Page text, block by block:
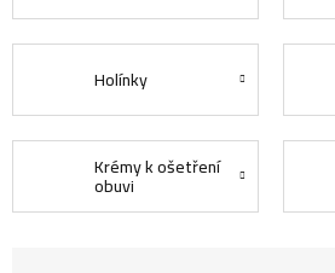
Holínky
Krémy k ošetření
obuvi